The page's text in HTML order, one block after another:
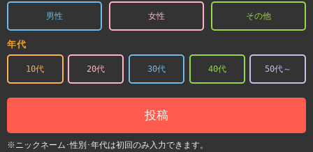
男性 女性 その他
年代
10代 20代 30代 40代 50代～
投稿
※ニックネーム･性別･年代は初回のみ入力できます。